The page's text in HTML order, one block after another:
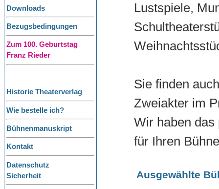
Downloads
Bezugsbedingungen
Zum 100. Geburtstag
Franz Rieder
Historie Theaterverlag
Wie bestelle ich?
Bühnenmanuskript
Kontakt
Datenschutz
Sicherheit
Lustspiele,
Sie finden
Zweiakter im
Wir haben das
für Ihren
Ausgewählte